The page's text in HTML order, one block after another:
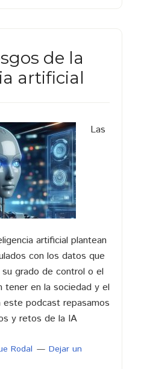
de la
artificial
Las
artificial plantean
con los datos que
grado de control o el
tener en la sociedad y el
podcast repasamos
y retos de la IA
Rodal
Dejar un